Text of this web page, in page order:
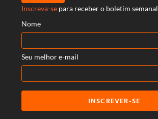
Inscreva-se para receber o boletim semanal
Nome
Seu melhor e-mail
INSCREVER-SE